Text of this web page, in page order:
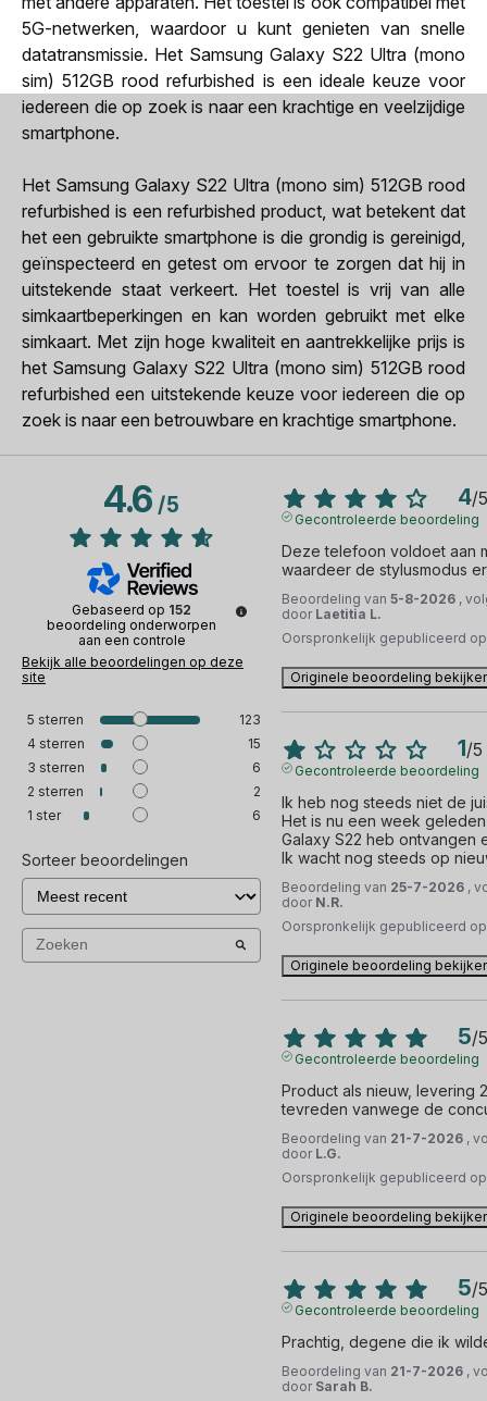
5G-netwerken, waardoor u kunt genieten van snelle
datatransmissie. Het Samsung Galaxy S22 Ultra (mono
sim) 512GB rood refurbished is een ideale keuze voor
iedereen die op zoek is naar een krachtige en veelzijdige
smartphone.
Het Samsung Galaxy S22 Ultra (mono sim) 512GB rood
refurbished is een refurbished product, wat betekent dat
het een gebruikte smartphone is die grondig is gereinigd,
geïnspecteerd en getest om ervoor te zorgen dat hij in
uitstekende staat verkeert. Het toestel is vrij van alle
simkaartbeperkingen en kan worden gebruikt met elke
simkaart. Met zijn hoge kwaliteit en aantrekkelijke prijs is
het Samsung Galaxy S22 Ultra (mono sim) 512GB rood
refurbished een uitstekende keuze voor iedereen die op
zoek is naar een betrouwbare en krachtige smartphone.
4.6/5
Gebaseerd op 152
beoordeling onderworpen
aan een controle
Bekijk alle beoordelingen op deze
site
5 sterren
123
4 sterren
15
3 sterren
6
2 sterren
2
1 ster 6
Sorteer beoordelingen
4/5
Gecontroleerde beoordeling
Deze telefoon voldoet aan
waardeer de stylusmodus
Beoordeling van 5-8-2026 ,
door Laetitia L.
Oorspronkelijk gepubliceerd
Originele beoordeling
1/5
Gecontroleerde beoordeling
Ik heb nog steeds niet de
Het is nu een week
Galaxy S22 heb ontvangen
Ik wacht nog steeds op
Beoordeling van 25-7-2026 ,
door N.R.
Oorspronkelijk gepubliceerd
Originele beoordeling
5/5
Gecontroleerde beoordeling
Product als nieuw, levering
tevreden vanwege de
Beoordeling van 21-7-2026 ,
door L.G.
Oorspronkelijk gepubliceerd
Originele beoordeling
5/5
Gecontroleerde beoordeling
Prachtig, degene die ik
Beoordeling van 21-7-2026 ,
door Sarah B.